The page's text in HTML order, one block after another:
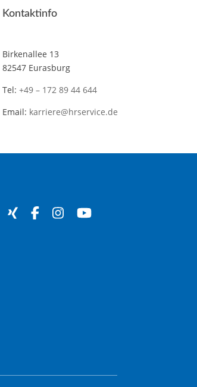
Kontaktinfo
Birkenallee 13
82547 Eurasburg
Tel: +49 – 172 89 44 644
Email: karriere@hrservice.de